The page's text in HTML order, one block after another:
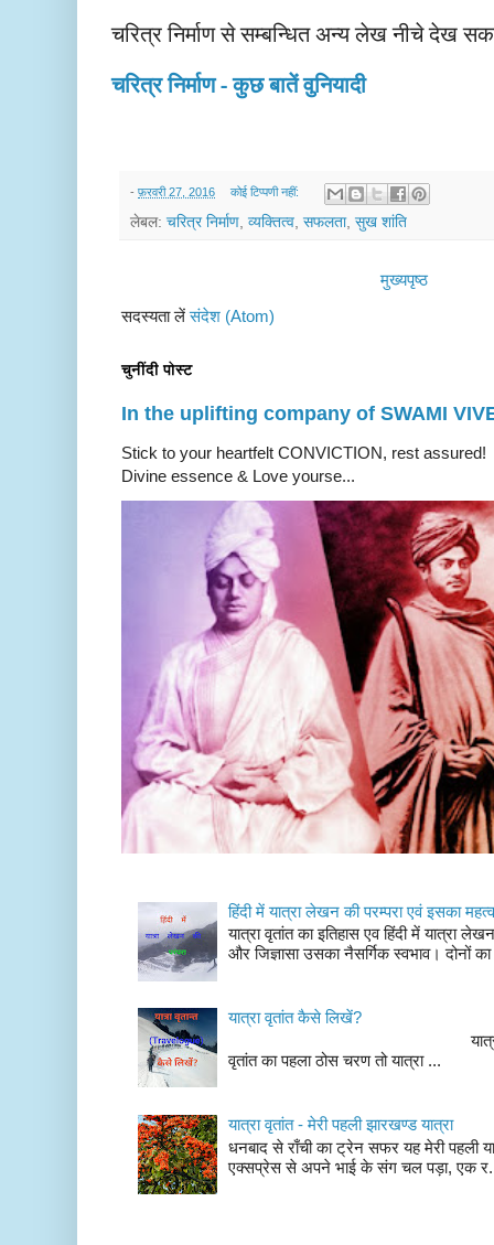
चरित्र निर्माण से सम्बन्धित अन्य लेख नीचे देख
चरित्र निर्माण - कुछ बातें वुनियादी
- फ़रवरी 27, 2016 कोई टिप्पणी नहीं:
लेबल: चरित्र निर्माण व्यक्तित्व सफलता, सुख शांति
मुख्यपृष्ठ
सदस्यता लेंसंदेश (Atom)
चुनींदी पोस्ट
In the uplifting company of SWAMI
Stick to your heartfelt CONVICTION, rest
Divine essence & Love yourse...
हिंदी में यात्रा लेखन की परम्परा एवं इसका महत्व
यात्रा वृतांत का इतिहास एव हिंदी में यात्रा
और जिज्ञासा उसका नैसर्गिक स्वभाव। दोनों
यात्रा वृतांत कैसे लिखें?
यात्रा वृतांत लेखन के
वृतांत का पहला ठोस चरण तो यात्रा ...
यात्रा वृतांत - मेरी पहली झारखण्ड यात्रा
धनबाद से राँची का ट्रेन सफर यह मेरी पहली
एक्सप्रेस से अपने भाई के संग चल पड़ा, एक